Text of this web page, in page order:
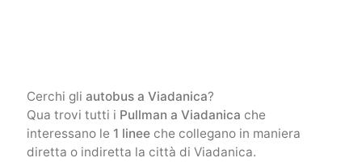
Cerchi gli autobus a Viadanica?
Qua trovi tutti i Pullman a Viadanica che
interessano le 1 lineeche collegano in maniera
diretta o indiretta la città di Viadanica.